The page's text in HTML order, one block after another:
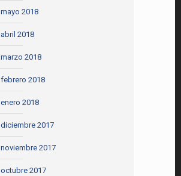
mayo 2018
abril 2018
marzo 2018
febrero 2018
enero 2018
diciembre 2017
noviembre 2017
octubre 2017